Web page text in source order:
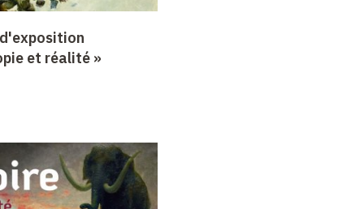
et réalité »